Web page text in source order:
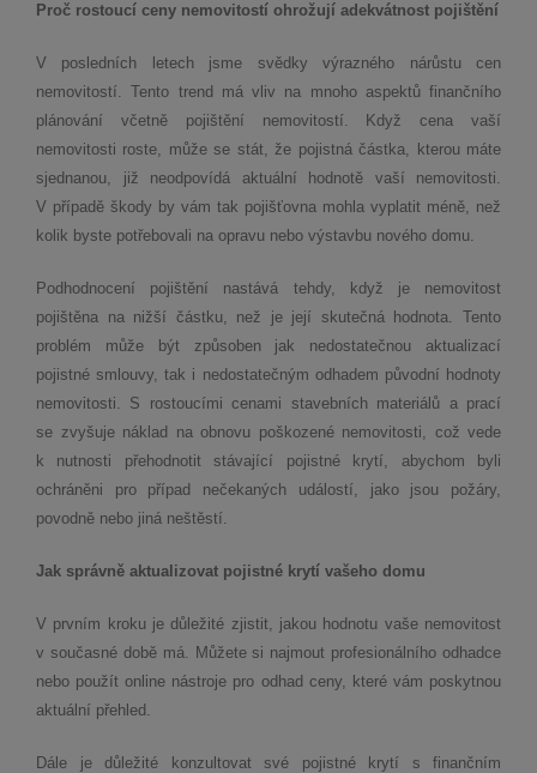
Proč rostoucí ceny nemovitostí ohrožují adekvátnost pojištění
V posledních letech jsme svědky výrazného nárůstu cen
nemovitostí. Tento trend má vliv na mnoho aspektů finančního
plánování včetně pojištění nemovitostí. Když cena vaší
nemovitosti roste, může se stát, že pojistná částka, kterou máte
sjednanou, již neodpovídá aktuální hodnotě vaší nemovitosti.
V případě škody by vám tak pojišťovna mohla vyplatit méně, než
kolik byste potřebovali na opravu nebo výstavbu nového domu.
Podhodnocení pojištění nastává tehdy, když je nemovitost
pojištěna na nižší částku, než je její skutečná hodnota. Tento
problém může být způsoben jak nedostatečnou aktualizací
pojistné smlouvy, tak i nedostatečným odhadem původní hodnoty
nemovitosti. S rostoucími cenami stavebních materiálů a prací
se zvyšuje náklad na obnovu poškozené nemovitosti, což vede
k nutnosti přehodnotit stávající pojistné krytí, abychom byli
ochráněni pro případ nečekaných událostí, jako jsou požáry,
povodně nebo jiná neštěstí.
Jak správně aktualizovat pojistné krytí vašeho domu
V prvním kroku je důležité zjistit, jakou hodnotu vaše nemovitost
v současné době má. Můžete si najmout profesionálního odhadce
nebo použít online nástroje pro odhad ceny, které vám poskytnou
aktuální přehled.
Dále je důležité konzultovat své pojistné krytí s finančním